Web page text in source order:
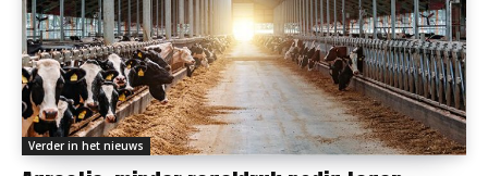
Verder in het nieuws